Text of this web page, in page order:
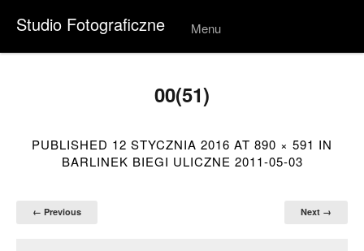
Studio Fotograficzne Menu
Skip to
00(51)
PUBLISHED 12 STYCZNIA 2016 AT 890 × 591 IN
BARLINEK BIEGI ULICZNE 2011-05-03
← Previous Next →